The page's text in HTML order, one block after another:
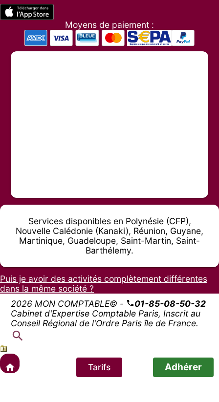
Moyens de paiement :
Services disponibles en Polynésie (CFP),
Nouvelle Calédonie (Kanaki), Réunion, Guyane,
Martinique, Guadeloupe, Saint-Martin, Saint-
Barthélemy.
Puis je avoir des activités complètement différentes
dans la même société ?
2026 MON COMPTABLE© -
01-85-08-50-32
Cabinet d'Expertise Comptable Paris, Inscrit au
Conseil Régional de l'Ordre Paris île de France.
Tarifs Adhérer